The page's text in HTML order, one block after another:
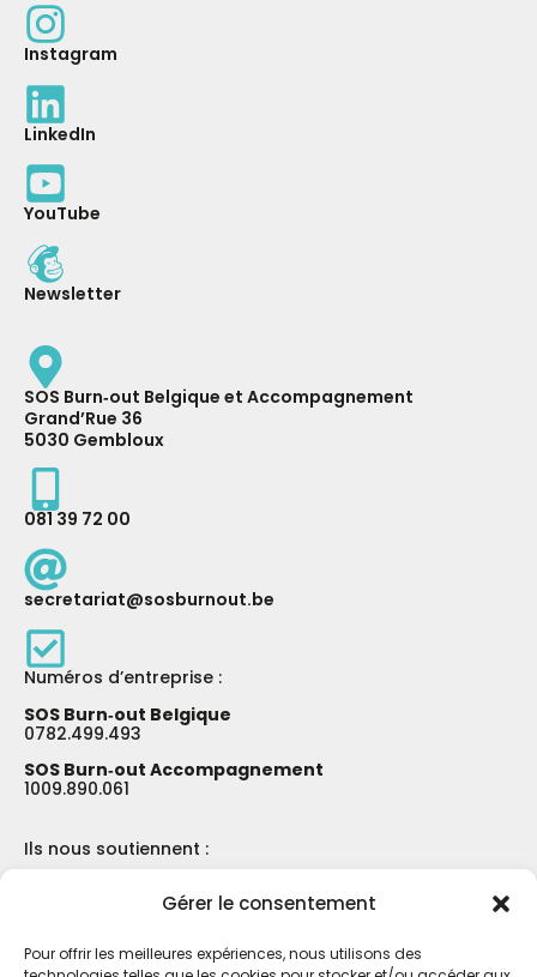
Gérer le consentement
Pour offrir les meilleures expériences, nous utilisons des
Instagram
LinkedIn
YouTube
Newsletter
SOS Burn‑out Belgique et Accompagnement
Grand’Rue 36
5030 Gembloux
081 39 72 00
secretariat@sosburnout.be
Numéros d’entreprise :
SOS Burn‑out Belgique
0782.499.493
SOS Burn‑out Accompagnement
1009.890.061
Ils nous soutiennent :